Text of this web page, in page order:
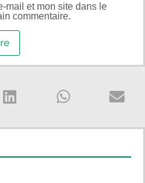
mail et mon site dans le
commentaire.